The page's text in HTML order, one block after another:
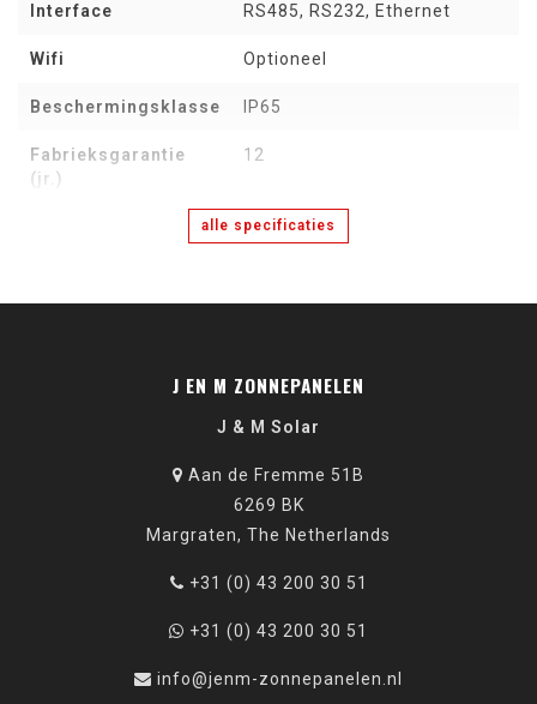
Interface RS485, RS232, Ethernet
Wifi Optioneel
Beschermingsklasse IP65
Fabrieksgarantie
(jr.)
12
alle specificaties
J EN M ZONNEPANELEN
J & M Solar
Aan de Fremme 51B
6269 BK
Margraten, The Netherlands
+31 (0) 43 200 30 51
+31 (0) 43 200 30 51
info@jenm-zonnepanelen.nl